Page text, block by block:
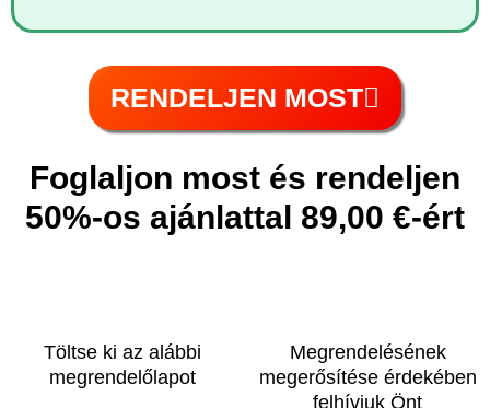
RENDELJEN MOST
Foglaljon most és rendeljen
50%-os ajánlattal 89,00 €-ért
Töltse ki az alábbi
megrendelőlapot
Megrendelésének
megerősítése érdekében
felhívjuk Önt